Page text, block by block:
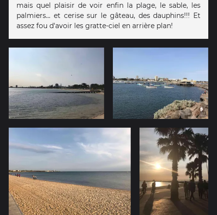
mais quel plaisir de voir enfin la plage, le sable, les
palmiers... et cerise sur le gâteau, des dauphins!!! Et
assez fou d'avoir les gratte-ciel en arrière plan!